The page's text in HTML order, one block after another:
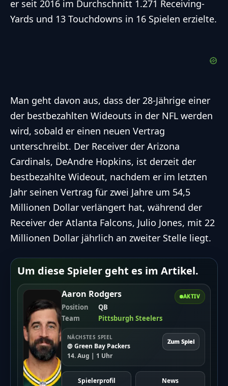
er seit 2016 im Durchschnitt 1.271 Receiving-
Yards und 13 Touchdowns in 16 Spielen erzielte.
Man geht davon aus, dass der 28-Jährige einer
der bestbezahlten Wideouts in der NFL werden
wird, sobald er einen neuen Vertrag
unterschreibt. Der Receiver der Arizona
Cardinals, DeAndre Hopkins, ist derzeit der
bestbezahlte Wideout, nachdem er im letzten
Jahr seinen Vertrag für zwei Jahre um 54,5
Millionen Dollar verlängert hat, während der
Receiver der Atlanta Falcons, Julio Jones, mit 22
Millionen Dollar jährlich an zweiter Stelle liegt.
Um diese Spieler geht es im Artikel.
AKTIV
Aaron Rodgers
Position
QB
Team
Pittsburgh Steelers
NÄCHSTES SPIEL
@ Green Bay Packers
14. Aug | 1 Uhr
Zum Spiel
Spielerprofil News